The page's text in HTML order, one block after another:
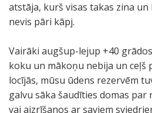
atstāja, kurš visas takas zina
nevis pāri kāpj.
Vairāki augšup-lejup +40
koku un mākoņu nebija un ceļš
locījās, mūsu ūdens rezervēm
galvu sāka šaudīties domas par
vai aizrīšanos ar saviem